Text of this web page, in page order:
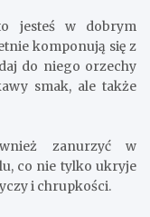
jesteś w dobrym
komponują się z
do niego orzechy
smak, ale także
zanurzyć w
co nie tylko ukryje
i chrupkości.